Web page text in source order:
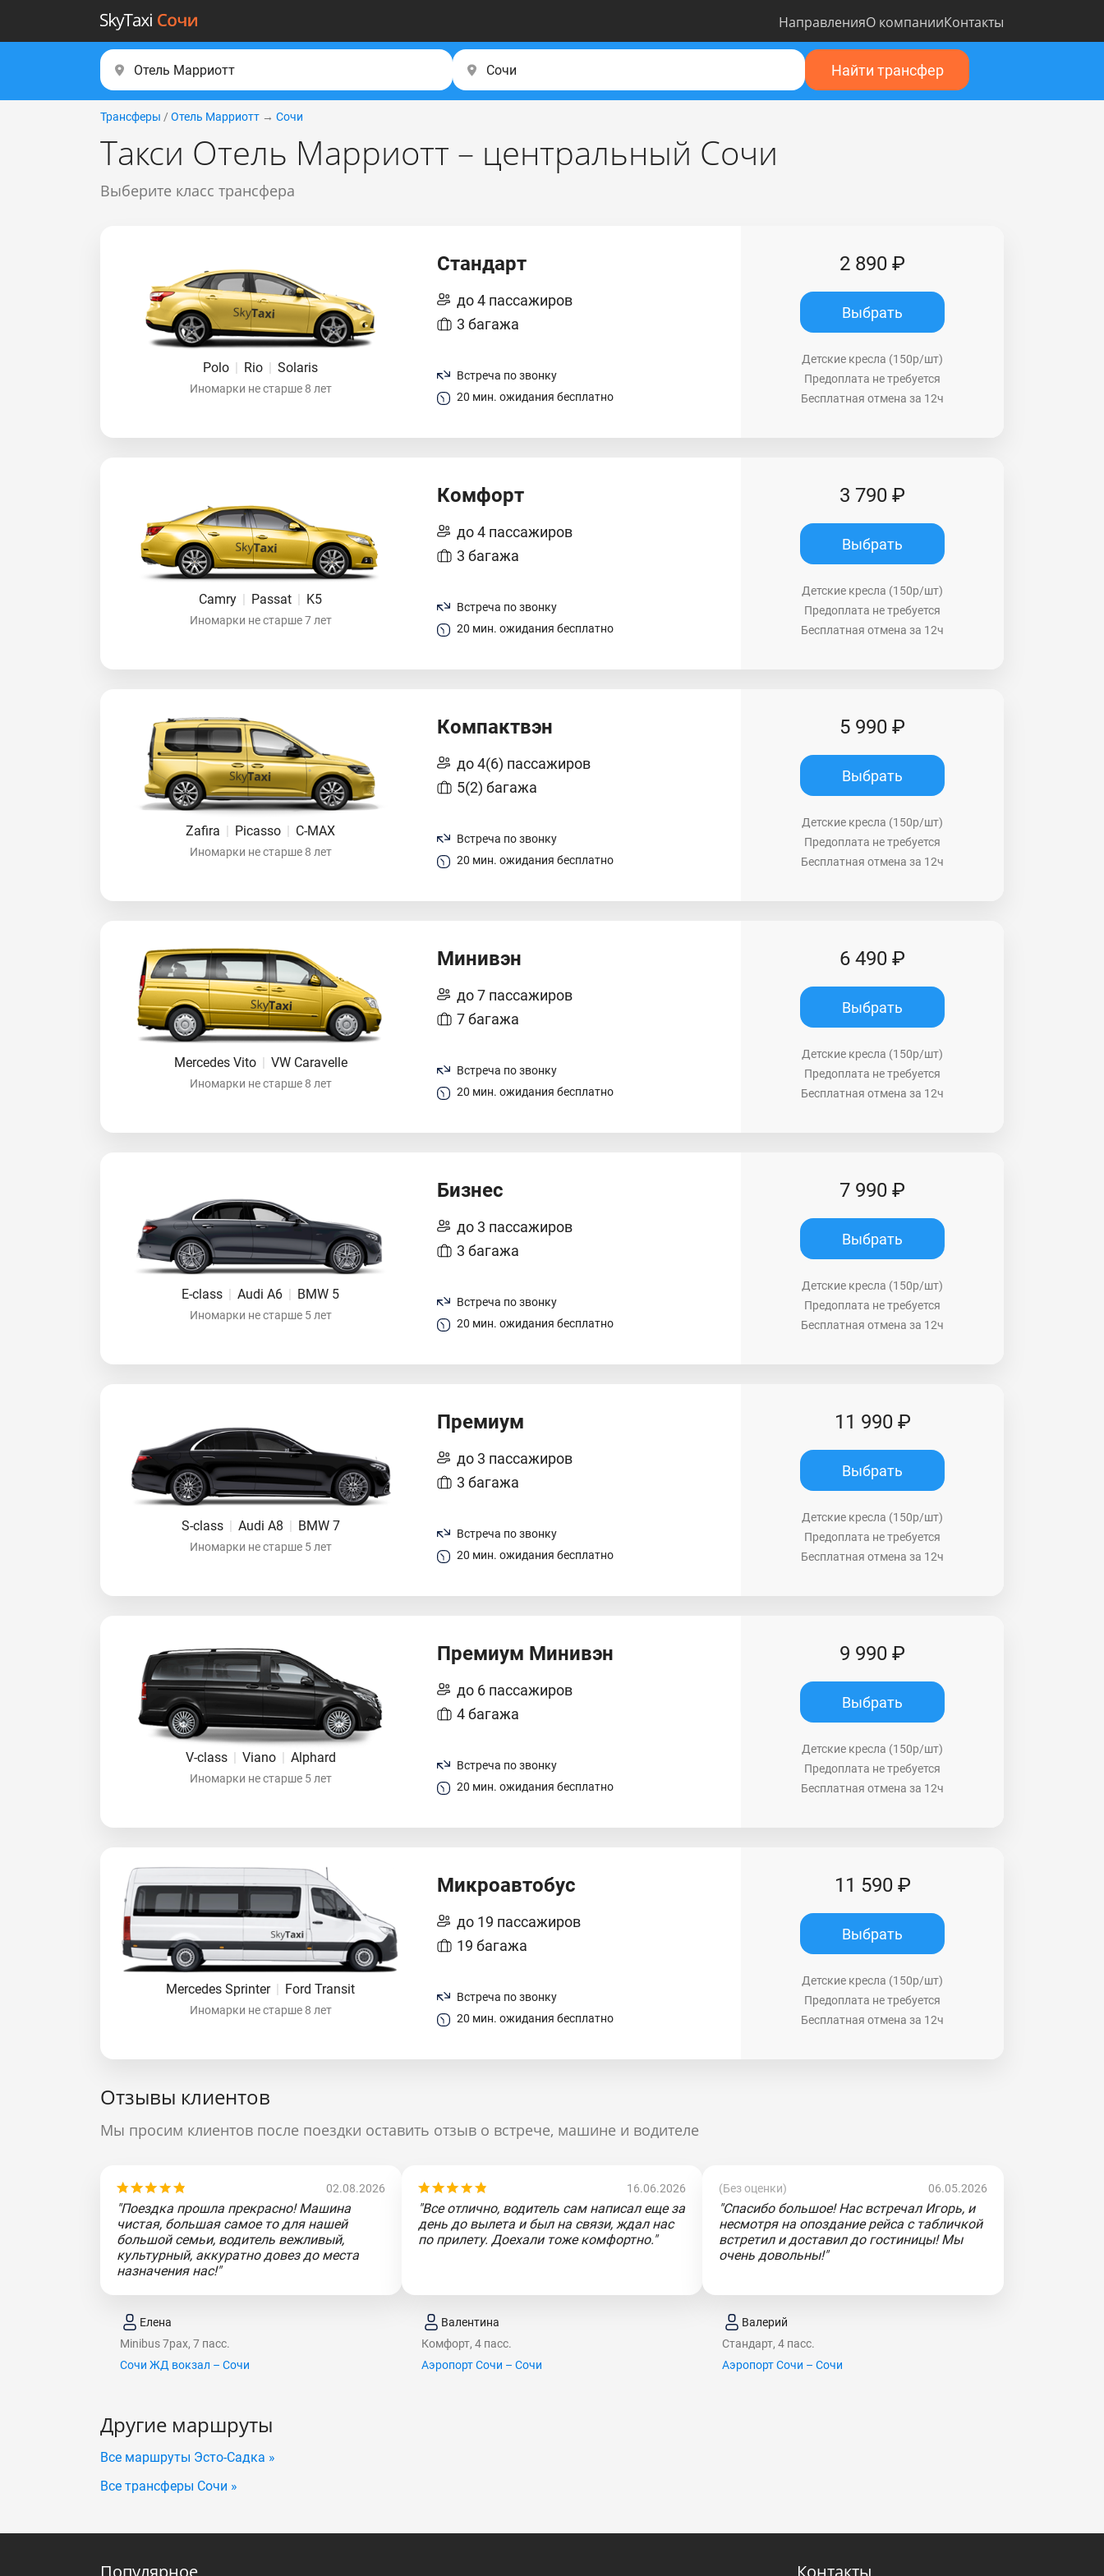
НаправленияО компанииКонтакты
Найти трансфер
Трансферы / Отель Марриотт → Сочи
Такси Отель Марриотт – центральный Сочи
Выберите класс трансфера
Polo | Rio | Solaris
Иномарки не старше 8 лет
Стандарт
до 4 пассажиров
3 багажа
Встреча по звонку
20 мин. ожидания бесплатно
2 890 ₽
Выбрать
Детские кресла (150р/шт)
Предоплата не требуется
Бесплатная отмена за 12ч
Camry | Passat | K5
Иномарки не старше 7 лет
Комфорт
до 4 пассажиров
3 багажа
Встреча по звонку
20 мин. ожидания бесплатно
3 790 ₽
Выбрать
Детские кресла (150р/шт)
Предоплата не требуется
Бесплатная отмена за 12ч
Zafira | Picasso | C-MAX
Иномарки не старше 8 лет
Компактвэн
до 4(6) пассажиров
5(2) багажа
Встреча по звонку
20 мин. ожидания бесплатно
5 990 ₽
Выбрать
Детские кресла (150р/шт)
Предоплата не требуется
Бесплатная отмена за 12ч
Mercedes Vito | VW Caravelle
Иномарки не старше 8 лет
Минивэн
до 7 пассажиров
7 багажа
Встреча по звонку
20 мин. ожидания бесплатно
6 490 ₽
Выбрать
Детские кресла (150р/шт)
Предоплата не требуется
Бесплатная отмена за 12ч
E-class | Audi A6 | BMW 5
Иномарки не старше 5 лет
Бизнес
до 3 пассажиров
3 багажа
Встреча по звонку
20 мин. ожидания бесплатно
7 990 ₽
Выбрать
Детские кресла (150р/шт)
Предоплата не требуется
Бесплатная отмена за 12ч
S-class | Audi A8 | BMW 7
Иномарки не старше 5 лет
Премиум
до 3 пассажиров
3 багажа
Встреча по звонку
20 мин. ожидания бесплатно
11 990 ₽
Выбрать
Детские кресла (150р/шт)
Предоплата не требуется
Бесплатная отмена за 12ч
V-class | Viano | Alphard
Иномарки не старше 5 лет
Премиум Минивэн
до 6 пассажиров
4 багажа
Встреча по звонку
20 мин. ожидания бесплатно
9 990 ₽
Выбрать
Детские кресла (150р/шт)
Предоплата не требуется
Бесплатная отмена за 12ч
Mercedes Sprinter | Ford Transit
Иномарки не старше 8 лет
Микроавтобус
до 19 пассажиров
19 багажа
Встреча по звонку
20 мин. ожидания бесплатно
11 590 ₽
Выбрать
Детские кресла (150р/шт)
Предоплата не требуется
Бесплатная отмена за 12ч
Отзывы клиентов
Мы просим клиентов после поездки оставить отзыв о встрече, машине и водителе
02.08.2026
"Поездка прошла прекрасно! Машина
чистая, большая самое то для нашей
большой семьи, водитель вежливый,
культурный, аккуратно довез до места
назначения нас!"
Елена
Minibus 7pax, 7 пасс.
Сочи ЖД вокзал – Сочи
16.06.2026
"Все отлично, водитель сам написал еще за
день до вылета и был на связи, ждал нас
по прилету. Доехали тоже комфортно."
Валентина
Комфорт, 4 пасс.
Аэропорт Сочи – Сочи
(Без оценки) 06.05.2026
"Спасибо большое! Нас встречал Игорь, и
несмотря на опоздание рейса с табличкой
встретил и доставил до гостиницы! Мы
очень довольны!"
Валерий
Стандарт, 4 пасс.
Аэропорт Сочи – Сочи
Другие маршруты
Все маршруты Эсто-Садка »
Все трансферы Сочи »
Популярное Контакты